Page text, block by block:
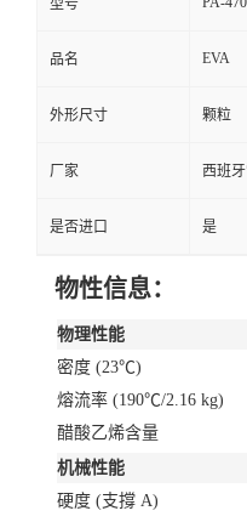
品名 EVA
外形尺寸 颗粒
厂家 西班
是否进口 是
物性信息：
物理性能
密度 (23℃)
熔流率 (190℃/2.16 kg)
醋酸乙烯含量
机械性能
硬度 (支撐 A)